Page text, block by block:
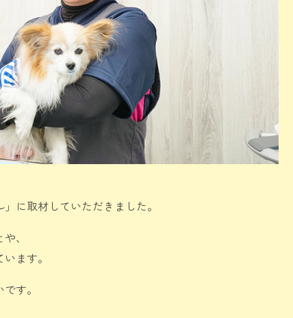
に取材していただきました。
、
ます。
す。